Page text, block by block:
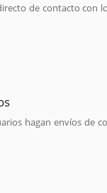
de contacto con
hagan envíos de